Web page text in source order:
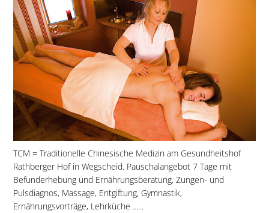
TCM = Traditionelle Chinesische Medizin am Gesundheitshof
Rathberger Hof in Wegscheid. Pauschalangebot 7 Tage mit
Befunderhebung und Ernährungsberatung, Zungen- und
Pulsdiagnos, Massage, Entgiftung, Gymnastik,
Ernährungsvorträge, Lehrküche ......